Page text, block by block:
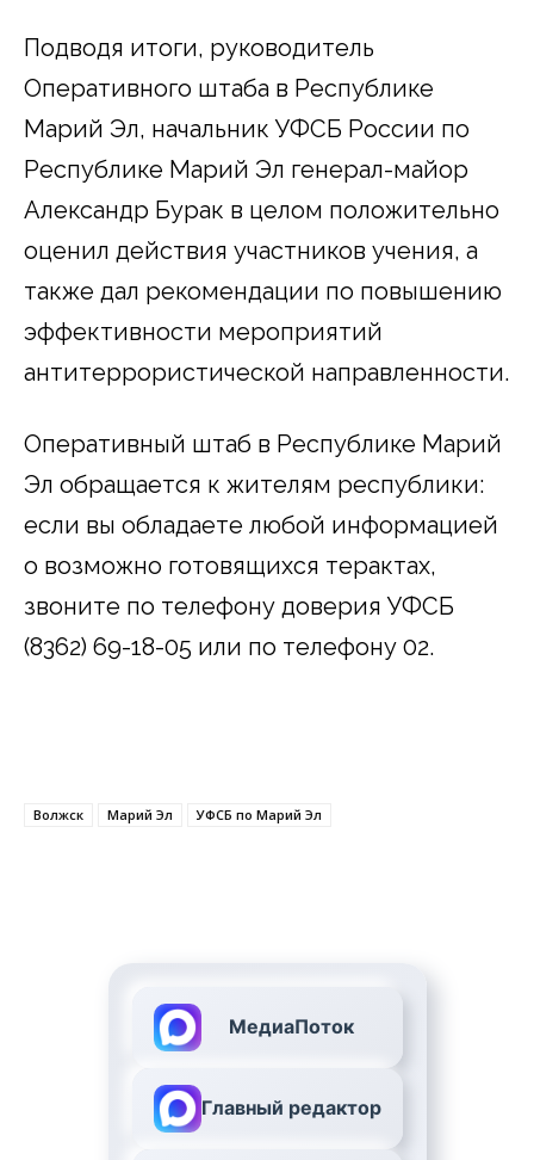
Подводя итоги, руководитель
Оперативного штаба в Республике
Марий Эл, начальник УФСБ России по
Республике Марий Эл генерал-майор
Александр Бурак в целом положительно
оценил действия участников учения, а
также дал рекомендации по повышению
эффективности мероприятий
антитеррористической направленности.
Оперативный штаб в Республике Марий
Эл обращается к жителям республики:
если вы обладаете любой информацией
о возможно готовящихся терактах,
звоните по телефону доверия УФСБ
(8362) 69-18-05 или по телефону 02.
Волжск Марий Эл УФСБ по Марий Эл
МедиаПоток
Главный редактор